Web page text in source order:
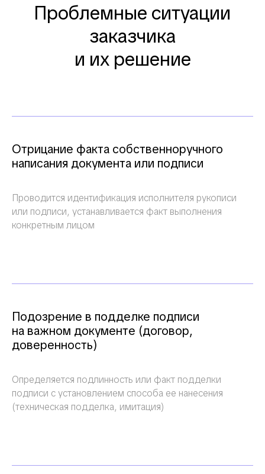
Проблемные ситуации
заказчика
и их решение
Отрицание факта собственноручного
написания документа или подписи
Проводится идентификация исполнителя рукописи
или подписи, устанавливается факт выполнения
конкретным лицом
Подозрение в подделке подписи
на важном документе (договор,
доверенность)
Определяется подлинность или факт подделки
подписи с установлением способа ее нанесения
(техническая подделка, имитация)